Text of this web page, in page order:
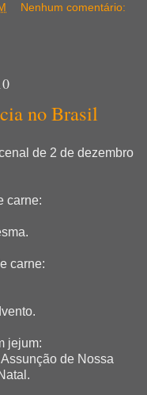
Nenhum comentário:
no Brasil
de 2 de dezembro
carne:
carne:
jejum:
de Nossa